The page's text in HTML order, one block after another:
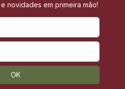
novidades em primeira mão!